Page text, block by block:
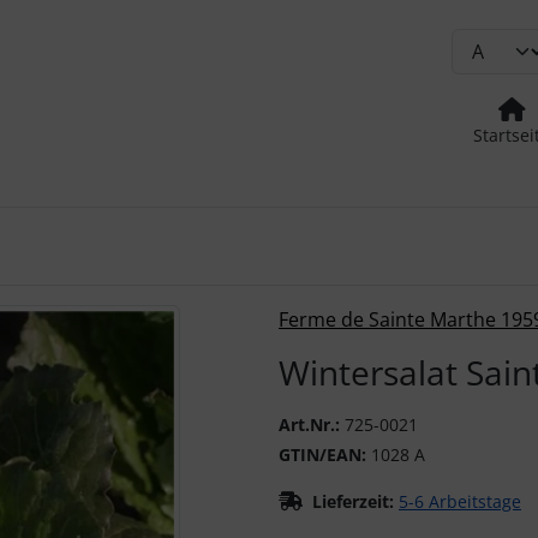
Ferme de Sainte Marthe
Wintersalat
Art.Nr.: 725-0021
GTIN/EAN: 1028 A
Lieferzeit: 5-6 Arbeitstage
" und "Vor-Button" nutzen, um zwischen den Bildern